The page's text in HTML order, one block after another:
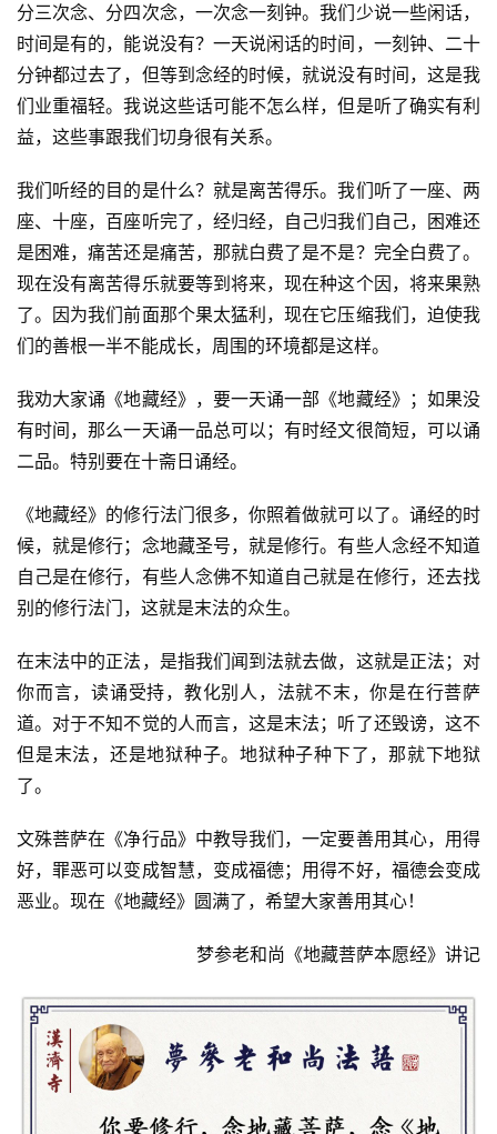
讯
八
僧
音
高
访
谈
心
乐
菩
提
专
题
益
慈
分三次念、分四次念，一次念一刻钟。我们少说一些闲话，
时间是有的，能说没有？一天说闲话的时间，一刻钟、二十
分钟都过去了，但等到念经的时候，就说没有时间，这是我
们业重福轻。我说这些话可能不怎么样，但是听了确实有利
益，这些事跟我们切身很有关系。
我们听经的目的是什么？就是离苦得乐。我们听了一座、两
座、十座，百座听完了，经归经，自己归我们自己，困难还
是困难，痛苦还是痛苦，那就白费了是不是？完全白费了。
现在没有离苦得乐就要等到将来，现在种这个因，将来果熟
了。因为我们前面那个果太猛利，现在它压缩我们，迫使我
们的善根一半不能成长，周围的环境都是这样。
我劝大家诵《地藏经》，要一天诵一部《地藏经》；如果没
有时间，那么一天诵一品总可以；有时经文很简短，可以诵
二品。特别要在十斋日诵经。
《地藏经》的修行法门很多，你照着做就可以了。诵经的时
候，就是修行；念地藏圣号，就是修行。有些人念经不知道
自己是在修行，有些人念佛不知道自己就是在修行，还去找
别的修行法门，这就是末法的众生。
在末法中的正法，是指我们闻到法就去做，这就是正法；对
你而言，读诵受持，教化别人，法就不末，你是在行菩萨
道。对于不知不觉的人而言，这是末法；听了还毁谤，这不
但是末法，还是地狱种子。地狱种子种下了，那就下地狱
了。
文殊菩萨在《净行品》中教导我们，一定要善用其心，用得
好，罪恶可以变成智慧，变成福德；用得不好，福德会变成
恶业。现在《地藏经》圆满了，希望大家善用其心！
梦参老和尚《地藏菩萨本愿经》讲记